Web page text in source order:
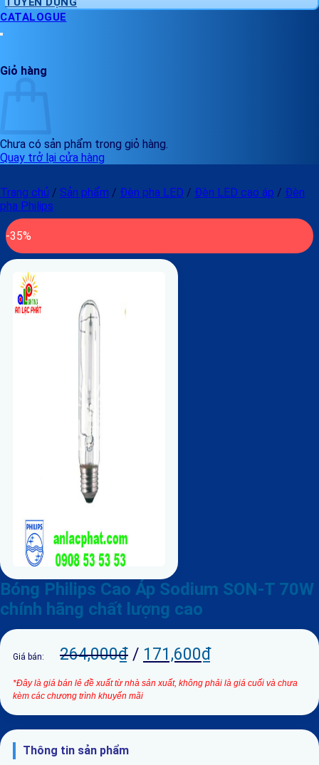
CATALOGUE
Giỏ hàng
Chưa có sản phẩm trong giỏ hàng.
Quay trở lại cửa hàng
Trang chủ / Sản phẩm / Đèn pha LED / Đèn LED cao áp / Đèn
pha Philips
-35%
Bóng Philips Cao Áp Sodium SON-T 70W
chính hãng chất lượng cao
Giá bán: 264,000₫ / 171,600₫
*Đây là giá bán lẻ đề xuất từ nhà sản xuất, không phải là giá cuối và chưa
kèm các chương trình khuyến mãi
Thông tin sản phẩm